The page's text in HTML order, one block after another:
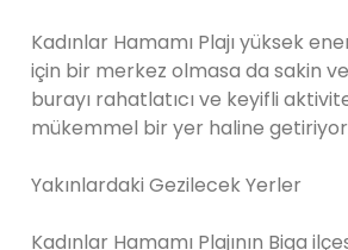
Kadınlar Hamamı Plajı yüksek
için bir merkez olmasa da sakin
burayı rahatlatıcı ve keyifli
mükemmel bir yer haline
Yakınlardaki Gezilecek Yerler
Kadınlar Hamamı Plajının Biga